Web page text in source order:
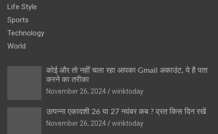
Life Style
Sports
Technology
World
कोई और तो नहीं चला रहा आपका Gmail अकाउंट, ये है पता
करने का तरीका
November 26, 2024
winktoday
उत्पन्ना एकादशी 26 या 27 नवंबर कब ? व्रत किस दिन रखें
November 26, 2024
winktoday